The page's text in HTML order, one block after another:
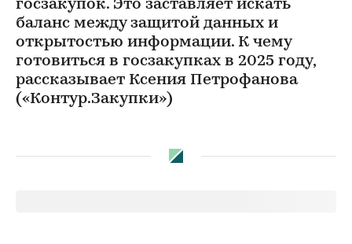
госзакупок. Это заставляет искать
баланс между защитой данных и
открытостью информации. К чему
готовиться в госзакупках в 2025 году,
рассказывает Ксения Петрофанова
(«Контур.Закупки»)